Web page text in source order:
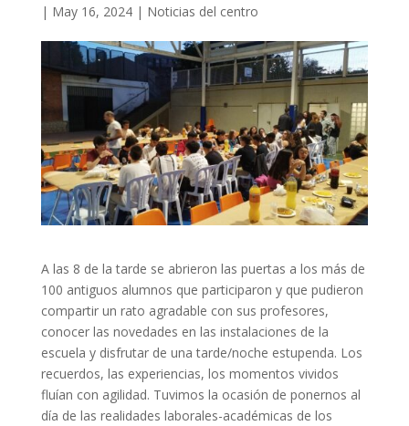
| May 16, 2024| Noticias del centro
A las 8 de la tarde se abrieron las puertas a los más de
100 antiguos alumnos que participaron y que pudieron
compartir un rato agradable con sus profesores,
conocer las novedades en las instalaciones de la
escuela y disfrutar de una tarde/noche estupenda. Los
recuerdos, las experiencias, los momentos vividos
fluían con agilidad. Tuvimos la ocasión de ponernos al
día de las realidades laborales-académicas de los